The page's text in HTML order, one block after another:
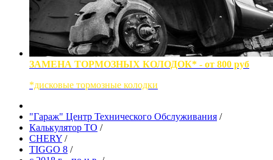
ЗАМЕНА ТОРМОЗНЫХ КОЛОДОК* - от 800 руб
*дисковые тормозные колодки
"Гараж" Центр Технического Обслуживания /
Калькулятор ТО /
CHERY /
TIGGO 8 /